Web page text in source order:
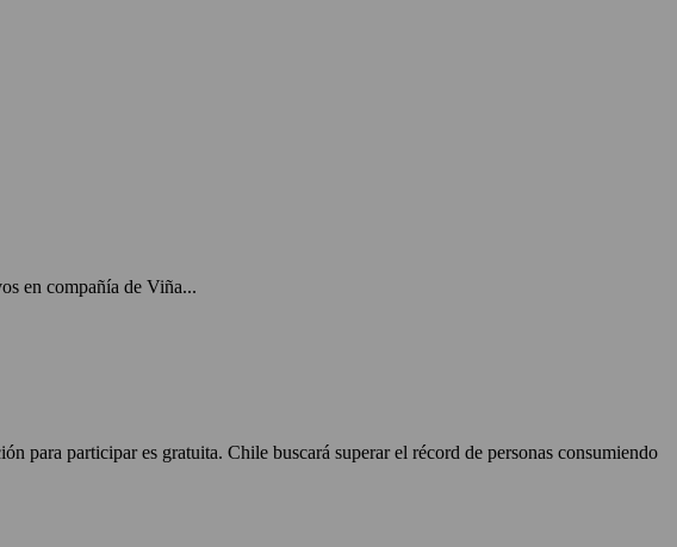
en compañía de Viña...
para participar es gratuita. Chile buscará superar el récord de personas consumiendo